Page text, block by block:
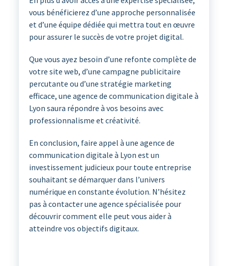
vous bénéficierez d’une approche personnalisée
et d’une équipe dédiée qui mettra tout en œuvre
pour assurer le succès de votre projet digital.
Que vous ayez besoin d’une refonte complète de
votre site web, d’une campagne publicitaire
percutante ou d’une stratégie marketing
efficace, une agence de communication digitale à
Lyon saura répondre à vos besoins avec
professionnalisme et créativité.
En conclusion, faire appel à une agence de
communication digitale à Lyon est un
investissement judicieux pour toute entreprise
souhaitant se démarquer dans l’univers
numérique en constante évolution. N’hésitez
pas à contacter une agence spécialisée pour
découvrir comment elle peut vous aider à
atteindre vos objectifs digitaux.